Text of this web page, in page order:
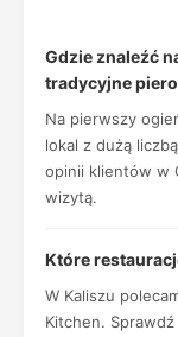
Gdzie znaleźć
tradycyjne
Na pierwszy
lokal z dużą
opinii klientów w
wizytą.
Które
W Kaliszu
Kitchen.